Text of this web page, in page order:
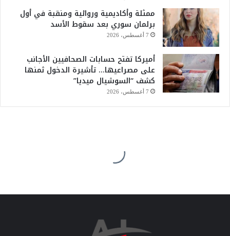
ممثلة وأكاديمية وروائية ومنقبة في أول
برلمان سوري بعد سقوط الأسد
7 أغسطس، 2026
أميركا تفتح حسابات الصحافيين الأجانب
على مصراعيها… تأشيرة الدخول ثمنها
كشف “السوشيال ميديا”
7 أغسطس، 2026